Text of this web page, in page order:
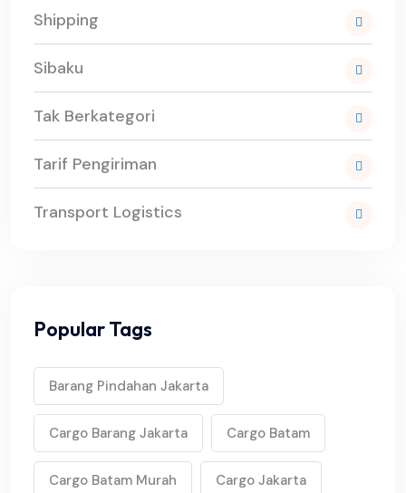
Shipping
Sibaku
Tak Berkategori
Tarif Pengiriman
Transport Logistics
Popular Tags
Barang Pindahan Jakarta
Cargo Barang Jakarta Cargo Batam
Cargo Batam Murah Cargo Jakarta